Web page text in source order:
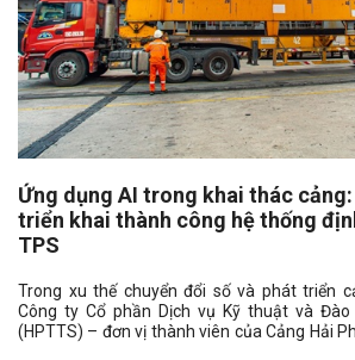
Ứng dụng AI trong khai thác
triển khai thành công hệ thống
TPS
Trong xu thế chuyển đổi số và phát triển
Công ty Cổ phần Dịch vụ Kỹ thuật và Đào
(HPTTS) – đơn vị thành viên của Cảng Hải